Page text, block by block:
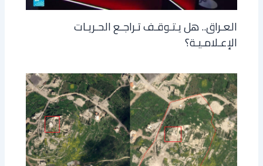
العـراق.. هل يـتـوقـف تـراجـع الحـريـات
الإعـلامـيـة؟